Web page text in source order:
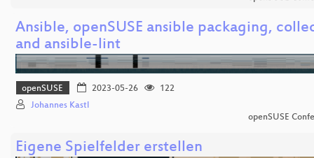
Ansible, openSUSE ansible packaging,
and ansible-lint
openSUSE 2023-05-26
122
Johannes Kastl
openSUSE
Eigene Spielfelder erstellen